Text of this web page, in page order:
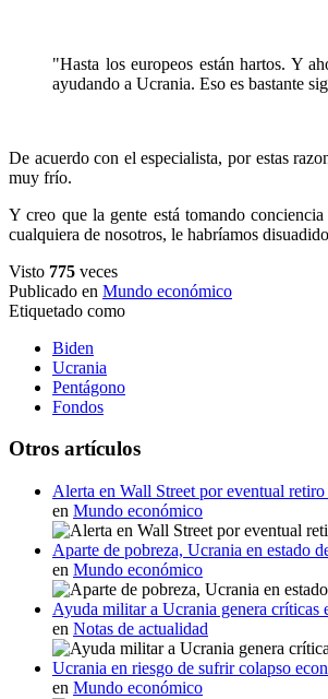
"Hasta los europeos están hartos. Y
ayudando a Ucrania. Eso es bastante
De acuerdo con el especialista, por estas
muy frío.
Y creo que la gente está tomando
cualquiera de nosotros, le habríamos
Visto 775 veces
Publicado en Mundo económico
Etiquetado como
Biden
Ucrania
Pentágono
Fondos
Otros artículos
Alerta en Wall Street por eventual
en Mundo económico
Aparte de pobreza, Ucrania en estado
en Mundo económico
Ayuda militar a Ucrania genera críticas
en Notas de actualidad
Ucrania en riesgo de sufrir colapso
en Mundo económico